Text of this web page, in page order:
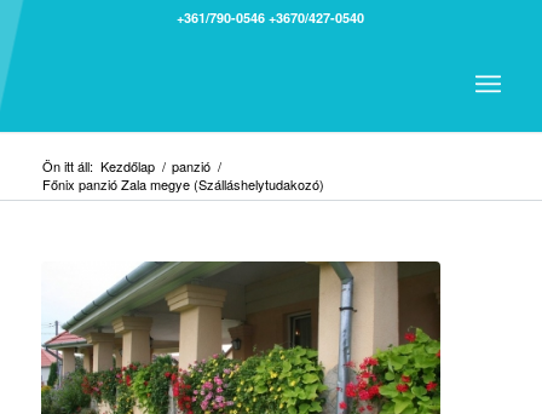
+361/790-0546 +3670/427-0540
Ön itt áll: Kezdőlap / panzió /
Főnix panzió Zala megye (Szálláshelytudakozó)